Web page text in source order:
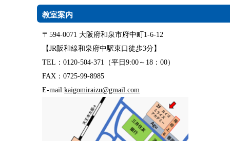
教室案内
〒594-0071 大阪府和泉市府中町1-6-12
【JR阪和線和泉府中駅東口徒歩3分】
TEL：0120-504-371（平日9:00～18：00）
FAX：0725-99-8985
E-mail:kaigomiraizu@gmail.com